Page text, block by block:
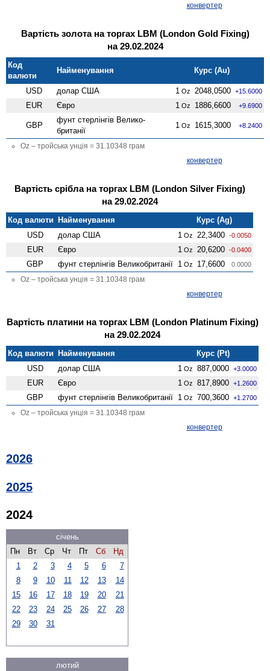
конвертер
Вартість золота на торгах LBM (London Gold Fixing)
на 29.02.2024
Код
валюти
Найменування Курс (Au)
USD долар США 1 Oz 2048,0500 +15.6000
EUR Євро 1 Oz 1886,6600 +9.6900
GBP
фунт стерлінгів Велико­
британії
1 Oz 1615,3000 +8.2400
Oz – тройська унція = 31.10348 грам
конвертер
Вартість срібла на торгах LBM (London Silver Fixing)
на 29.02.2024
Код валюти Найменування
Курс (Ag)
USD
долар США 1 Oz 22,3400 -0.0050
EUR Євро 1 Oz 20,6200 -0.0400
GBP фунт стерлінгів Велико­британії 1 Oz 17,6600 0.0000
Oz – тройська унція = 31.10348 грам
конвертер
Вартість платини на торгах LBM (London Platinum Fixing)
на 29.02.2024
Код валюти Найменування
Курс (Pt)
USD
долар США 1 Oz 887,0000 +3.0000
EUR Євро 1 Oz 817,8900 +1.2600
GBP фунт стерлінгів Велико­британії 1 Oz 700,3600 +1.2700
Oz – тройська унція = 31.10348 грам
конвертер
2026
2025
2024
січень
Пн
Вт Ср Чт Пт Сб
Нд
1
2 3 4 5 6
7
8
9 10 11 12 13
14
15
16 17 18 19 20
21
22
23 24 25 26 27
28
29
30 31
лютий